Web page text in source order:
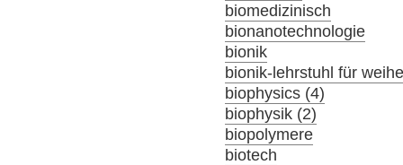
biomedizinisch
bionanotechnologie
bionik
bionik-lehrstuhl für
biophysics (4)
biophysik (2)
biopolymere
biotech